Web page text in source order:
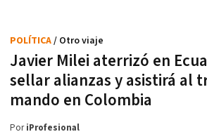
Javier Milei aterrizó en
sellar alianzas y asistirá al
mando en Colombia
POLÍTICA/ Otro viaje
PoriProfesional